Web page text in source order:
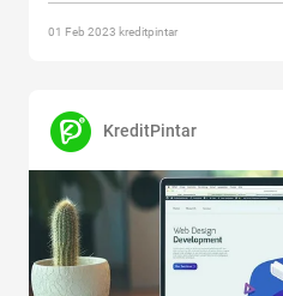
01 Feb 2023 kreditpintar
KreditPintar